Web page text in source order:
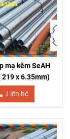
mạ kẽm SeAH
219 x 6.35mm)
Liên hệ